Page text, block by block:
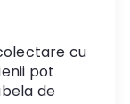
cu
pot
de